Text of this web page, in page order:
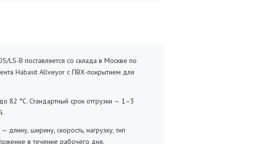
B поставляется со склада в Москве по
Habasit Allveyor с ПВХ-покрытием для
82 °C. Стандартный срок отгрузки — 1–3
ширину, скорость, нагрузку, тип
в течение рабочего дня.